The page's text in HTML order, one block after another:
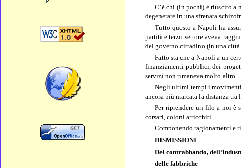
C’è chi (in pochi) è riuscito a
degenerare in una sfrenata
Tutto questo a Napoli ha
partiti e terzo settore aveva
del governo cittadino (in una città
Fatto sta che a Napoli a un
finanziamenti pubblici, dei
servizi non rimaneva molto altro.
Negli ultimi tempi i
ancora più marcata la distanza
Per riprendere un filo a noi è
corsari, coloni arricchiti…
Componendo ragionamenti e
DISMISSIONI
Del contrabbando,
delle fabbriche